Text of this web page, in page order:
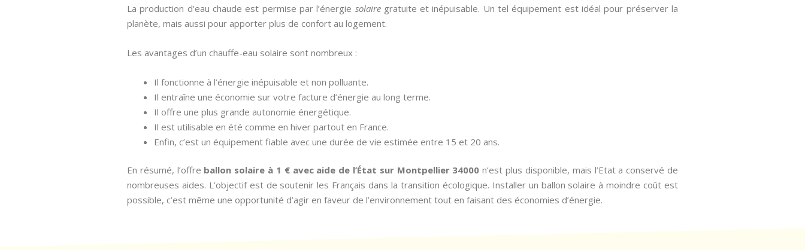
La production d’eau chaude est permise par l’énergie solairegratuite et inépuisable. Un tel équipement est idéal pour préserver la
planète, mais aussi pour apporter plus de confort au logement.
Les avantages d’un chauffe-eau solaire sont nombreux :
Il fonctionne à l’énergie inépuisable et non polluante.
Il entraîne une économie sur votre facture d’énergie au long terme.
Il offre une plus grande autonomie énergétique.
Il est utilisable en été comme en hiver partout en France.
Enfin, c’est un équipement fiable avec une durée de vie estimée entre 15 et 20 ans.
En résumé, l’offre ballon solaire à 1 € avec aide de l’État sur Montpellier 34000 n’est plus disponible, mais l’Etat a conservé de
nombreuses aides. L’objectif est de soutenir les Français dans la transition écologique. Installer un ballon solaire à moindre coût est
possible, c’est même une opportunité d’agir en faveur de l’environnement tout en faisant des économies d’énergie.